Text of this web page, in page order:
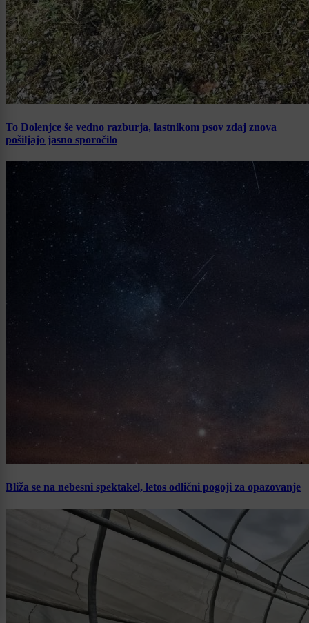
To Dolenjce še vedno razburja, lastnikom psov zdaj znova
pošiljajo jasno sporočilo
Bliža se na nebesni spektakel, letos odlični pogoji za opazovanje